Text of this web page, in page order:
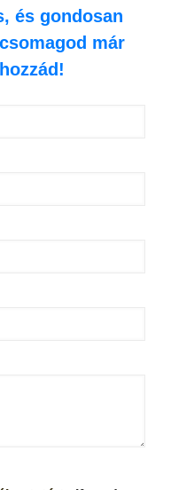
és gondosan
már